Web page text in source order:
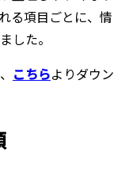
る項目ごとに、情
した。
こちらよりダウン